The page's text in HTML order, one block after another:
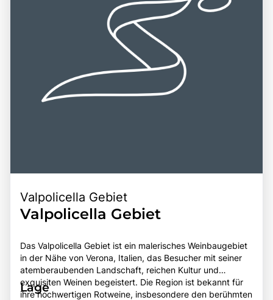
Valpolicella Gebiet
Valpolicella Gebiet
Das Valpolicella Gebiet ist ein malerisches Weinbaugebiet
in der Nähe von Verona, Italien, das Besucher mit seiner
atemberaubenden Landschaft, reichen Kultur und
exquisiten Weinen begeistert. Die Region ist bekannt für
ihre hochwertigen Rotweine, insbesondere den berühmten
Lage